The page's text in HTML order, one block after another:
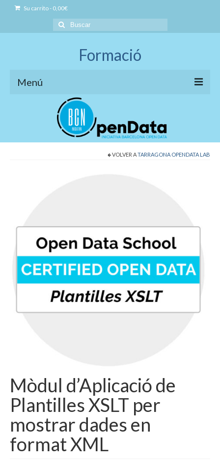
Su carrito- 0,00€
Buscar
por:
Formació
Menú
Iniciativa BCN OpenData
Model de formació
Periodisme de Dades
Màrqueting de Dades
Certificat Dades Obertes i el mapa
Certificat Visual Data
Data Apps Developer
Per què formar-te en Open Data
Raons Open Data
Experiència Alumni
VOLVER ATARRAGONA OPENDATA LAB
Mòdul d’Aplicació de
Plantilles XSLT per
mostrar dades en
format XML